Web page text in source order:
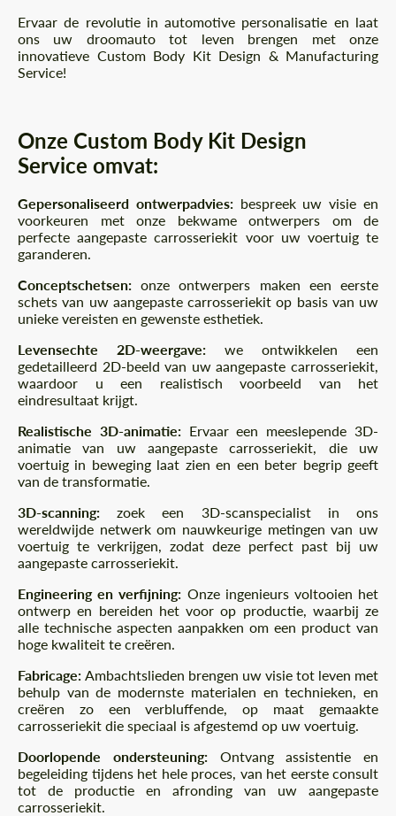
Ervaar de revolutie in automotive personalisatie en laat
ons uw droomauto tot leven brengen met onze
innovatieve Custom Body Kit Design & Manufacturing
Service!
Onze Custom Body Kit Design
Service omvat:
Gepersonaliseerd ontwerpadvies:bespreek uw visie en
voorkeuren met onze bekwame ontwerpers om de
perfecte aangepaste carrosseriekit voor uw voertuig te
garanderen.
Conceptschetsen: onze ontwerpers maken een eerste
schets van uw aangepaste carrosseriekit op basis van uw
unieke vereisten en gewenste esthetiek.
Levensechte 2D-weergave: we ontwikkelen een
gedetailleerd 2D-beeld van uw aangepaste carrosseriekit,
waardoor u een realistisch voorbeeld van het
eindresultaat krijgt.
Realistische 3D-animatie:Ervaar een meeslepende 3D-
animatie van uw aangepaste carrosseriekit, die uw
voertuig in beweging laat zien en een beter begrip geeft
van de transformatie.
3D-scanning:zoek een 3D-scanspecialist in ons
wereldwijde netwerk om nauwkeurige metingen van uw
voertuig te verkrijgen, zodat deze perfect past bij uw
aangepaste carrosseriekit.
Engineering en verfijning: Onze ingenieurs voltooien het
ontwerp en bereiden het voor op productie, waarbij ze
alle technische aspecten aanpakken om een product van
hoge kwaliteit te creëren.
Fabricage: Ambachtslieden brengen uw visie tot leven met
behulp van de modernste materialen en technieken, en
creëren zo een verbluffende, op maat gemaakte
carrosseriekit die speciaal is afgestemd op uw voertuig.
Doorlopende ondersteuning:Ontvang assistentie en
begeleiding tijdens het hele proces, van het eerste consult
tot de productie en afronding van uw aangepaste
carrosseriekit.